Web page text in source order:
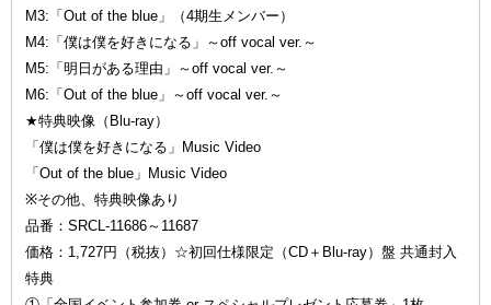
M3:「Out of the blue」（4期生メンバー）
M4:「僕は僕を好きになる」～off vocal ver.～
M5:「明日がある理由」～off vocal ver.～
M6:「Out of the blue」～off vocal ver.～
★特典映像（Blu-ray）
「僕は僕を好きになる」Music Video
「Out of the blue」Music Video
※その他、特典映像あり
品番：SRCL-11686～11687
価格：1,727円（税抜）☆初回仕様限定（CD＋Blu-ray）盤 共通封入
特典